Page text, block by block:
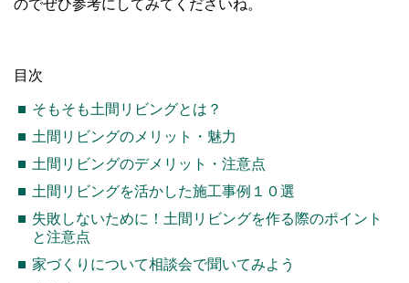
のでぜひ参考にしてみてくださいね。
目次
そもそも土間リビングとは？
土間リビングのメリット・魅力
土間リビングのデメリット・注意点
土間リビングを活かした施工事例１０選
失敗しないために！土間リビングを作る際のポイント
と注意点
家づくりについて相談会で聞いてみよう